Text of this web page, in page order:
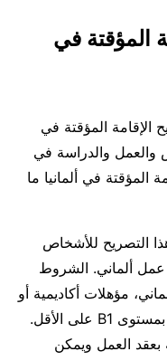
المؤقتة في
الإقامة المؤقتة في
والعمل والدراسة في
المؤقتة في ألمانيا ما
التصريح للأشخاص
ألماني. الشروط
مؤهلات أكاديمية أو
مهنية مناسبة، وإتقان اللغة الألمانية بمستوى B1 على الأقل.
بعقد العمل ويمكن